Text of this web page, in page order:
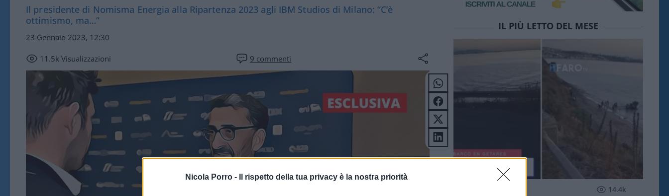
Nicola Porro - Il rispetto della tua privacy è la nostra priorità
Il presidente di Nomisma Energia alla Ripartenza 2023 agli IBM Studios di Milano: “C’è
ottimismo, ma…”
23 Gennaio 2023, 12:30
11.5k Visualizzazioni 9 commenti
IL PIÙ LETTO DEL MESE
14.4k